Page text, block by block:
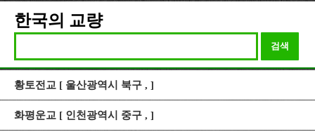
한국의 교량
검색
황토전교 [ 울산광역시 북구 , ]
화평운교 [ 인천광역시 중구 , ]